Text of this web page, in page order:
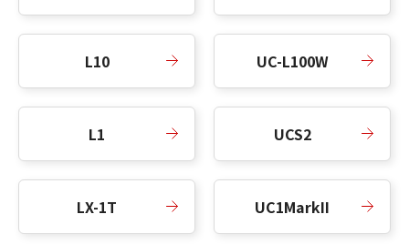
L10 UC-L100W
L1 UCS2
LX-1T UC1MarkII